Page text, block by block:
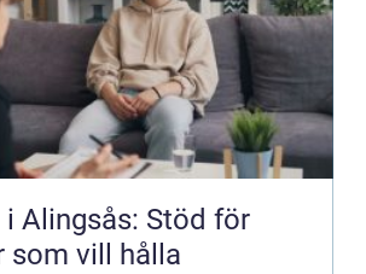
i Alingsås: Stöd för
som vill hålla